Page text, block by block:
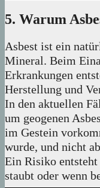
5. Warum
Asbest ist ein
Mineral. Beim
Erkrankungen
Herstellung und
In den aktuellen
um geogenen
im Gestein
wurde, und nicht
Ein Risiko
staubt oder wenn